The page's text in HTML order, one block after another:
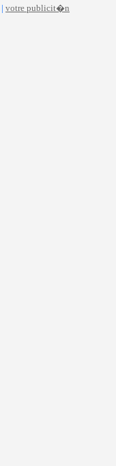
| votre publicit�n